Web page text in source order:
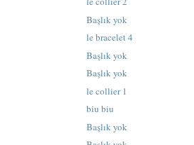
Başlık yok
le bracelet 4
Başlık yok
Başlık yok
le collier 1
biu biu
Başlık yok